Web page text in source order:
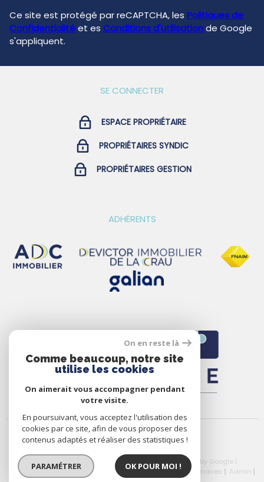
Ce site est protégé par reCAPTCHA, les Politiques de
Confidentialitéet es Conditions d'utilisationde Google
s'appliquent.
SE CONNECTER
ESPACE PROPRIÉTAIRE
PROPRIÉTAIRES SYNDIC
PROPRIÉTAIRES GESTION
ADHÉRENTS
© 2026 | Tous droits réservés | Traduction powered by Google |
Nos Honoraires
Plan Du Site Mentions Légales Partenaires
Admin
On en reste là
Comme beaucoup, notre site
utilise les cookies
On aimerait vous accompagner pendant
votre visite.
En poursuivant, vous acceptez l'utilisation des
cookies par ce site, afin de vous proposer des
contenus adaptés et réaliser des statistiques !
PARAMÉTRER OK POUR MOI !